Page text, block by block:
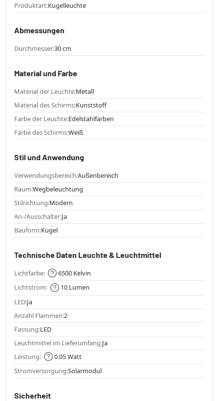
Produktart:Kugelleuchte
Abmessungen
Durchmesser:30 cm
Material und Farbe
Material der Leuchte:Metall
Material des Schirms:Kunststoff
Farbe der Leuchte:Edelstahlfarben
Farbe des Schirms:Weiß
Stil und Anwendung
Verwendungsbereich:Außenbereich
Raum:Wegbeleuchtung
Stilrichtung:Modern
An-/Ausschalter:Ja
Bauform:Kugel
Technische Daten Leuchte & Leuchtmittel
Lichtfarbe:
6500 Kelvin
Lichtstrom:
10 Lumen
LED:Ja
Anzahl Flammen:2
Fassung:LED
Leuchtmittel im Lieferumfang:Ja
Leistung:
0.05 Watt
Stromversorgung:Solarmodul
Sicherheit